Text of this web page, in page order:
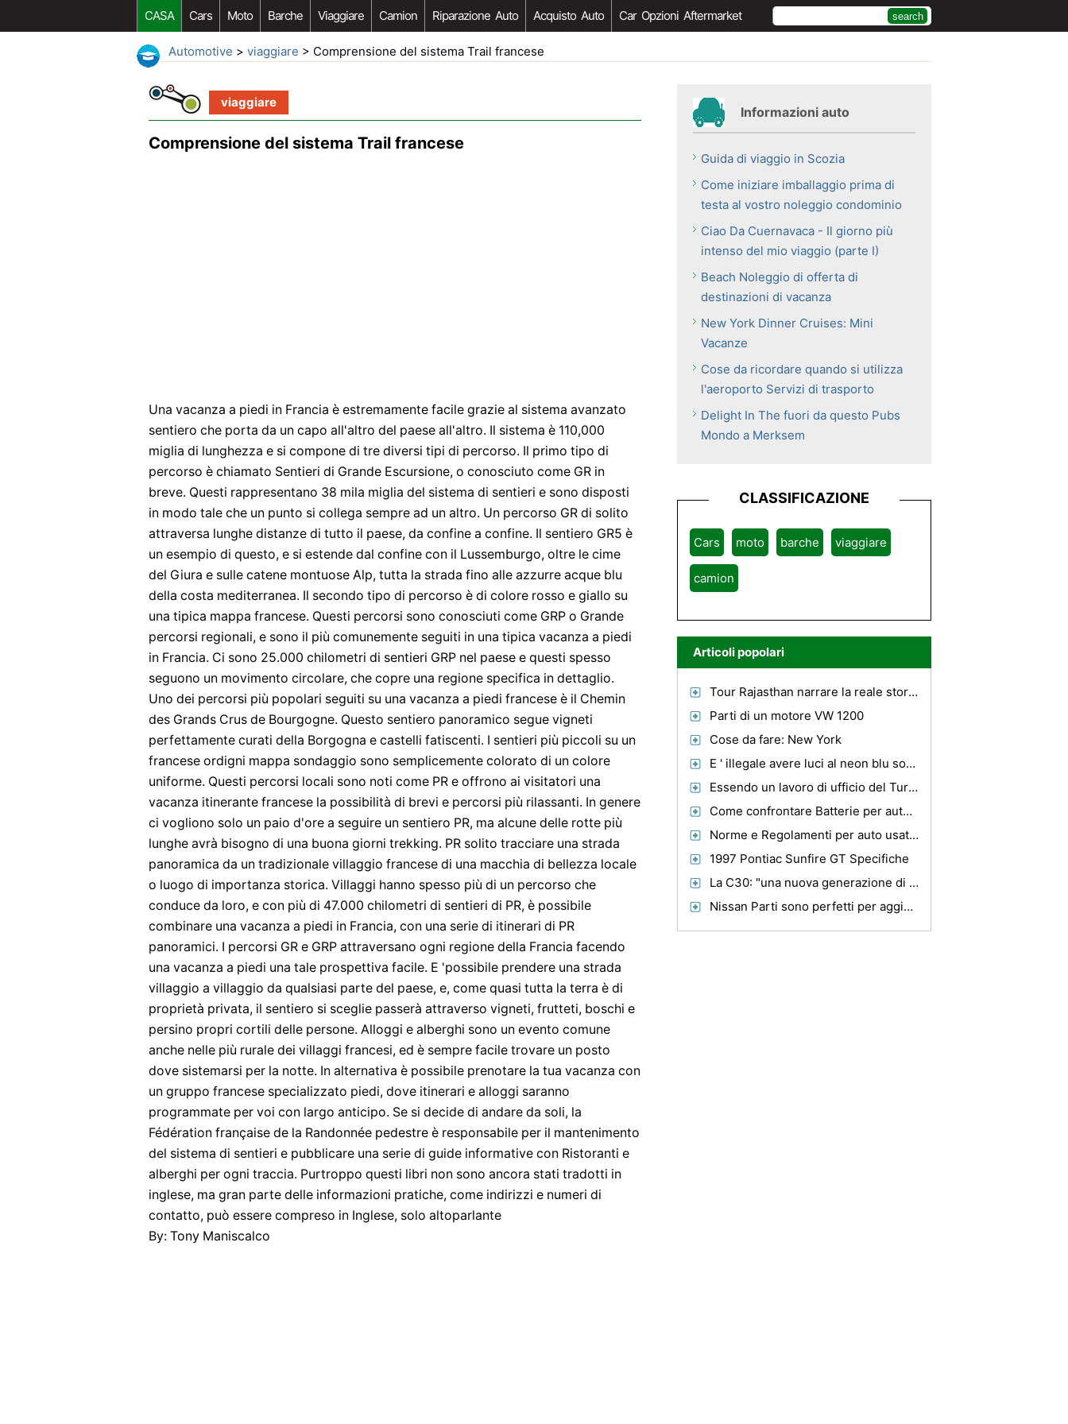
CASA Cars Moto Barche Viaggiare Camion Riparazione Auto Acquisto Auto Car Opzioni Aftermarket
Automotive > viaggiare > Comprensione del sistema Trail francese
viaggiare
Comprensione del sistema Trail francese
Una vacanza a piedi in Francia è estremamente facile grazie al sistema avanzato
sentiero che porta da un capo all'altro del paese all'altro. Il sistema è 110,000
miglia di lunghezza e si compone di tre diversi tipi di percorso. Il primo tipo di
percorso è chiamato Sentieri di Grande Escursione, o conosciuto come GR in
breve. Questi rappresentano 38 mila miglia del sistema di sentieri e sono disposti
in modo tale che un punto si collega sempre ad un altro. Un percorso GR di solito
attraversa lunghe distanze di tutto il paese, da confine a confine. Il sentiero GR5 è
un esempio di questo, e si estende dal confine con il Lussemburgo, oltre le cime
del Giura e sulle catene montuose Alp, tutta la strada fino alle azzurre acque blu
della costa mediterranea. Il secondo tipo di percorso è di colore rosso e giallo su
una tipica mappa francese. Questi percorsi sono conosciuti come GRP o Grande
percorsi regionali, e sono il più comunemente seguiti in una tipica vacanza a piedi
in Francia. Ci sono 25.000 chilometri di sentieri GRP nel paese e questi spesso
seguono un movimento circolare, che copre una regione specifica in dettaglio.
Uno dei percorsi più popolari seguiti su una vacanza a piedi francese è il Chemin
des Grands Crus de Bourgogne. Questo sentiero panoramico segue vigneti
perfettamente curati della Borgogna e castelli fatiscenti. I sentieri più piccoli su un
francese ordigni mappa sondaggio sono semplicemente colorato di un colore
uniforme. Questi percorsi locali sono noti come PR e offrono ai visitatori una
vacanza itinerante francese la possibilità di brevi e percorsi più rilassanti. In genere
ci vogliono solo un paio d'ore a seguire un sentiero PR, ma alcune delle rotte più
lunghe avrà bisogno di una buona giorni trekking. PR solito tracciare una strada
panoramica da un tradizionale villaggio francese di una macchia di bellezza locale
o luogo di importanza storica. Villaggi hanno spesso più di un percorso che
conduce da loro, e con più di 47.000 chilometri di sentieri di PR, è possibile
combinare una vacanza a piedi in Francia, con una serie di itinerari di PR
panoramici. I percorsi GR e GRP attraversano ogni regione della Francia facendo
una vacanza a piedi una tale prospettiva facile. E 'possibile prendere una strada
villaggio a villaggio da qualsiasi parte del paese, e, come quasi tutta la terra è di
proprietà privata, il sentiero si sceglie passerà attraverso vigneti, frutteti, boschi e
persino propri cortili delle persone. Alloggi e alberghi sono un evento comune
anche nelle più rurale dei villaggi francesi, ed è sempre facile trovare un posto
dove sistemarsi per la notte. In alternativa è possibile prenotare la tua vacanza con
un gruppo francese specializzato piedi, dove itinerari e alloggi saranno
programmate per voi con largo anticipo. Se si decide di andare da soli, la
Fédération française de la Randonnée pedestre è responsabile per il mantenimento
del sistema di sentieri e pubblicare una serie di guide informative con Ristoranti e
alberghi per ogni traccia. Purtroppo questi libri non sono ancora stati tradotti in
inglese, ma gran parte delle informazioni pratiche, come indirizzi e numeri di
contatto, può essere compreso in Inglese, solo altoparlante
By: Tony Maniscalco
Informazioni auto
Guida di viaggio in Scozia
Come iniziare imballaggio prima di
testa al vostro noleggio condominio
Ciao Da Cuernavaca - Il giorno più
intenso del mio viaggio (parte I)
Beach Noleggio di offerta di
destinazioni di vacanza
New York Dinner Cruises: Mini
Vacanze
Cose da ricordare quando si utilizza
l'aeroporto Servizi di trasporto
Delight In The fuori da questo Pubs
Mondo a Merksem
CLASSIFICAZIONE
Cars moto barche viaggiare
camion
Articoli popolari
Tour Rajasthan narrare la reale storia di Moghul e Rajput
Parti di un motore VW 1200
Cose da fare: New York
E ' illegale avere luci al neon blu sotto la vostra auto durante la guida ?
Essendo un lavoro di ufficio del Turismo Ricette di
Come confrontare Batterie per autovetture
Norme e Regolamenti per auto usate Vendite
1997 Pontiac Sunfire GT Specifiche
La C30: "una nuova generazione di Volvo"
Nissan Parti sono perfetti per aggiornamenti che per la sostituzione